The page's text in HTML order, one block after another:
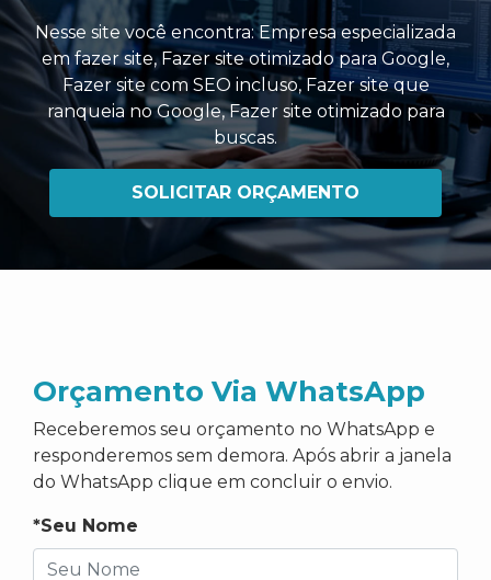
Nesse site você encontra:Empresa especializada
em fazer site,Fazer site otimizado para Google,
Fazer site com SEO incluso, Fazer site que
ranqueia no Google,Fazer site otimizado para
buscas.
SOLICITAR ORÇAMENTO
Orçamento Via WhatsApp
Receberemos seu orçamento no WhatsApp e
responderemos sem demora. Após abrir a janela
do WhatsApp clique em concluir o envio.
*Seu Nome